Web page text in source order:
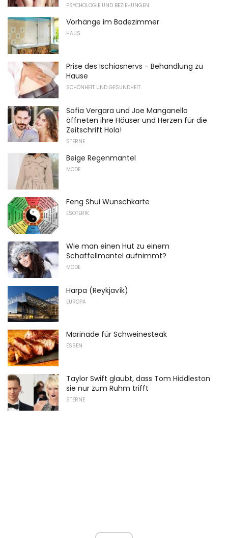
PSYCHOLOGIE UND BEZIEHUNGEN
Vorhänge im Badezimmer
HAUS
Prise des Ischiasnervs - Behandlung zu
Hause
SCHÖNHEIT UND GESUNDHEIT
Sofia Vergara und Joe Manganello
öffneten ihre Häuser und Herzen für die
Zeitschrift Hola!
STERNE
Beige Regenmantel
MODE
Feng Shui Wunschkarte
ESOTERIK
Wie man einen Hut zu einem
Schaffellmantel aufnimmt?
MODE
Harpa (Reykjavík)
EUROPA
Marinade für Schweinesteak
ESSEN
Taylor Swift glaubt, dass Tom Hiddleston
sie nur zum Ruhm trifft
STERNE